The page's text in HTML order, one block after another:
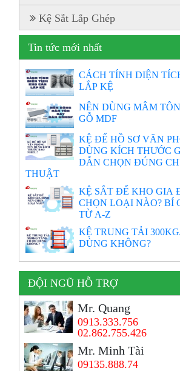
Kệ Sắt Lắp Ghép
Tin tức mới nhất
CÁCH TÍNH DIỆN
LẮP KỆ
NÊN DÙNG MÂM
GỖ MDF
KỆ ĐỂ HỒ SƠ VĂN
DÙNG KÍCH THƯỚC
DẪN CHỌN ĐÚNG
THUẬT
KỆ SẮT ĐỂ KHO GIA
CHỌN LOẠI NÀO? BÍ
TỪ A-Z
KỆ TRUNG TẢI
DÙNG KHÔNG?
ĐỘI NGŨ HỖ TRỢ
Mr. Quang
0913.333.756
02.862.755.426
Mr. Minh Tài
09135.888.74